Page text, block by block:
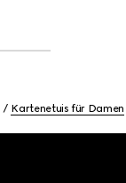
Kartenetuis für Damen